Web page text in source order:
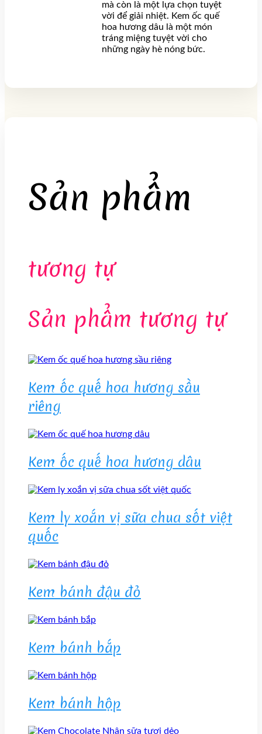
mà còn là một lựa chọn tuyệt
vời để giải nhiệt. Kem ốc quế
hoa hương dâu là một món
tráng miệng tuyệt vời cho
những ngày hè nóng bức.
Sản phẩm
tương tự
Sản phẩm tương tự
Kem ốc quế hoa hương sầu
riêng
Kem ốc quế hoa hương dâu
Kem ly xoắn vị sữa chua sốt việt
quốc
Kem bánh đậu đỏ
Kem bánh bắp
Kem bánh hộp